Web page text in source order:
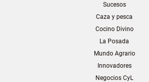
Sucesos
Caza y pesca
Cocino Divino
La Posada
Mundo Agrario
Innovadores
Negocios CyL